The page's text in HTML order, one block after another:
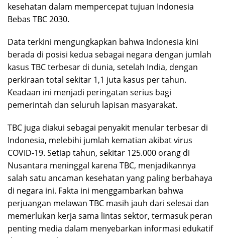
kesehatan dalam mempercepat tujuan Indonesia
Bebas TBC 2030.
Data terkini mengungkapkan bahwa Indonesia kini
berada di posisi kedua sebagai negara dengan jumlah
kasus TBC terbesar di dunia, setelah India, dengan
perkiraan total sekitar 1,1 juta kasus per tahun.
Keadaan ini menjadi peringatan serius bagi
pemerintah dan seluruh lapisan masyarakat.
TBC juga diakui sebagai penyakit menular terbesar di
Indonesia, melebihi jumlah kematian akibat virus
COVID-19. Setiap tahun, sekitar 125.000 orang di
Nusantara meninggal karena TBC, menjadikannya
salah satu ancaman kesehatan yang paling berbahaya
di negara ini. Fakta ini menggambarkan bahwa
perjuangan melawan TBC masih jauh dari selesai dan
memerlukan kerja sama lintas sektor, termasuk peran
penting media dalam menyebarkan informasi edukatif